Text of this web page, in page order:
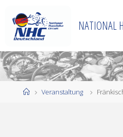
Inhalt
springen
NATIONAL
StartVeranstaltung